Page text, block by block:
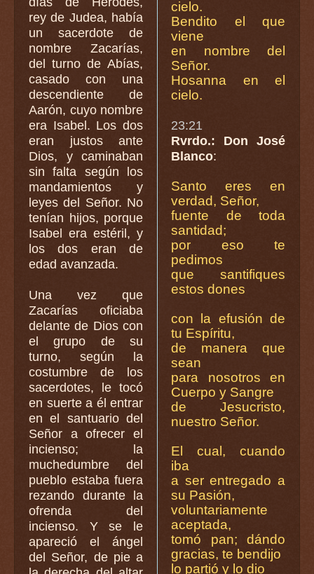
rey de Judea, había
un sacerdote de
nombre Zacarías,
del turno de Abías,
casado con una
descendiente de
Aarón, cuyo nombre
era Isabel. Los dos
eran justos ante
Dios, y caminaban
sin falta según los
mandamientos y
leyes del Señor. No
tenían hijos, porque
Isabel era estéril, y
los dos eran de
edad avanzada.
Una vez que
Zacarías oficiaba
delante de Dios con
el grupo de su
turno, según la
costumbre de los
sacerdotes, le tocó
en suerte a él entrar
en el santuario del
Señor a ofrecer el
incienso; la
muchedumbre del
pueblo estaba fuera
rezando durante la
ofrenda del
incienso. Y se le
apareció el ángel
del Señor, de pie a
cielo.
Bendito el que
viene
en nombre del
Señor.
Hosanna en el
cielo.
23:21
Rvrdo.: Don José
Blanco:
Santo eres en
verdad, Señor,
fuente de toda
santidad;
por eso te
pedimos
que santifiques
estos dones
con la efusión de
tu Espíritu,
de manera que
sean
para nosotros en
Cuerpo y Sangre
de Jesucristo,
nuestro Señor.
El cual, cuando
iba
a ser entregado a
su Pasión,
voluntariamente
aceptada,
tomó pan; dándo
gracias, te bendijo
lo partió y lo dio